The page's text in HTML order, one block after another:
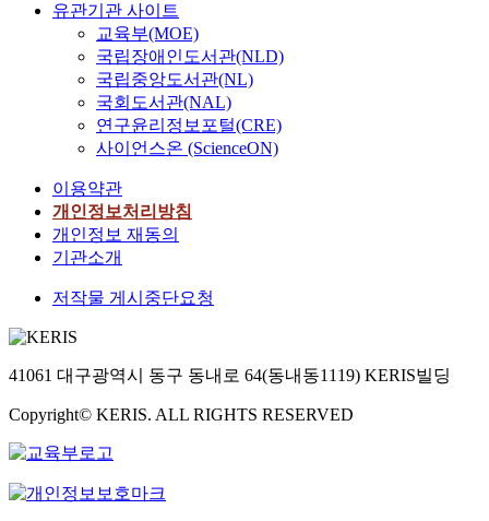
유관기관 사이트
교육부(MOE)
국립장애인도서관(NLD)
국립중앙도서관(NL)
국회도서관(NAL)
연구윤리정보포털(CRE)
사이언스온 (ScienceON)
이용약관
개인정보처리방침
개인정보 재동의
기관소개
저작물 게시중단요청
41061 대구광역시 동구 동내로 64(동내동1119) KERIS빌딩
Copyright© KERIS. ALL RIGHTS RESERVED